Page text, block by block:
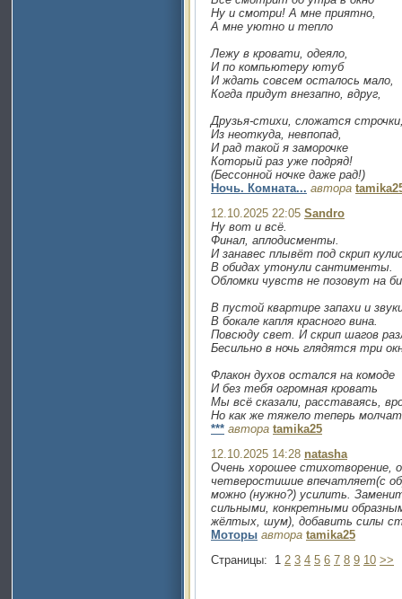
Ну и смотри! А мне приятно,
А мне уютно и тепло
Лежу в кровати, одеяло,
И по компьютеру ютуб
И ждать совсем осталось мало,
Когда придут внезапно, вдруг,
Друзья-стихи, сложатся
Из неоткуда, невпопад,
И рад такой я заморочке
Который раз уже подряд!
(Бессонной ночке даже рад!)
Ночь. Комната... автора
12.10.2025 22:05 Sandro
Ну вот и всё.
Финал, аплодисменты.
И занавес плывёт под скрип
В обидах утонули сантименты.
Обломки чувств не позовут на
В пустой квартире запахи и
В бокале капля красного вина.
Повсюду свет. И скрип шагов
Бесильно в ночь глядятся три
Флакон духов остался на комоде
И без тебя огромная кровать
Мы всё сказали, расставаясь,
Но как же тяжело теперь
*** автора tamika25
12.10.2025 14:28 natasha
Очень хорошее стихотворение,
четверостишие впечатляет(с
можно (нужно?) усилить.
сильными, конкретными
жёлтых, шум), добавить силы
Моторы автора tamika25
Страницы: 1 2 3 4 5 6 7 8 9 10 >>